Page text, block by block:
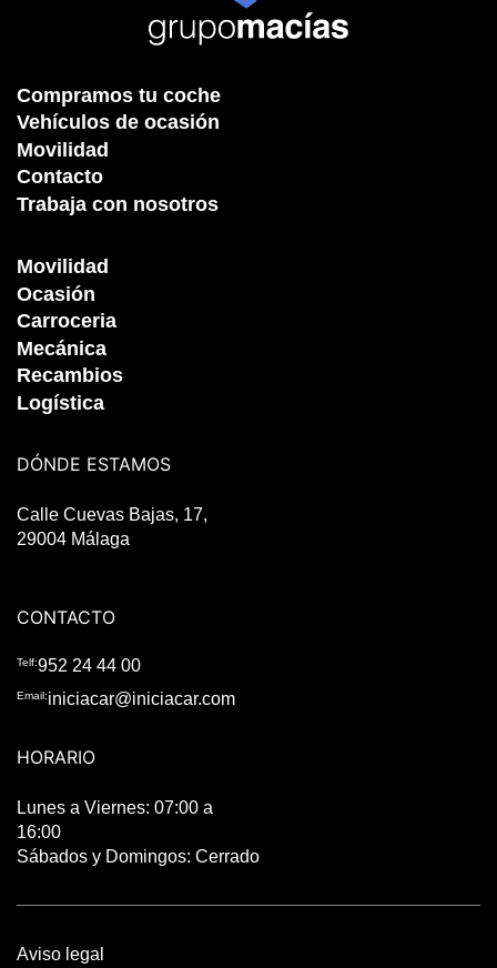
Compramos tu coche
Vehículos de ocasión
Movilidad
Contacto
Trabaja con nosotros
Movilidad
Ocasión
Carroceria
Mecánica
Recambios
Logística
DÓNDE ESTAMOS
Calle Cuevas Bajas, 17,
29004 Málaga
CONTACTO
Telf:952 24 44 00
Email:iniciacar@iniciacar.com
HORARIO
Lunes a Viernes: 07:00 a
16:00
Sábados y Domingos: Cerrado
Aviso legal